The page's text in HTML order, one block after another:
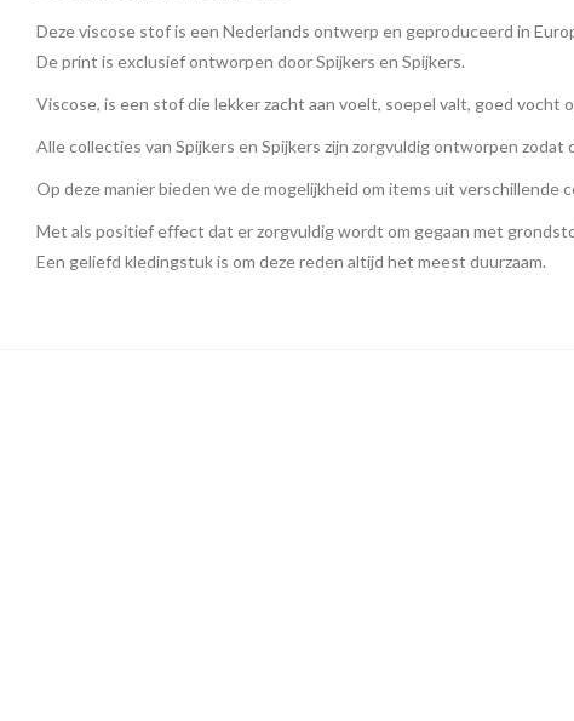
Deze viscose stof is een Nederlands ontwerp en geproduceerd in
De print is exclusief ontworpen door Spijkers en Spijkers.
Viscose, is een stof die lekker zacht aan voelt, soepel valt, goed
Alle collecties van Spijkers en Spijkers zijn zorgvuldig ontworpen
Op deze manier bieden we de mogelijkheid om items uit
Met als positief effect dat er zorgvuldig wordt om gegaan met
Een geliefd kledingstuk is om deze reden altijd het meest duurzaam.